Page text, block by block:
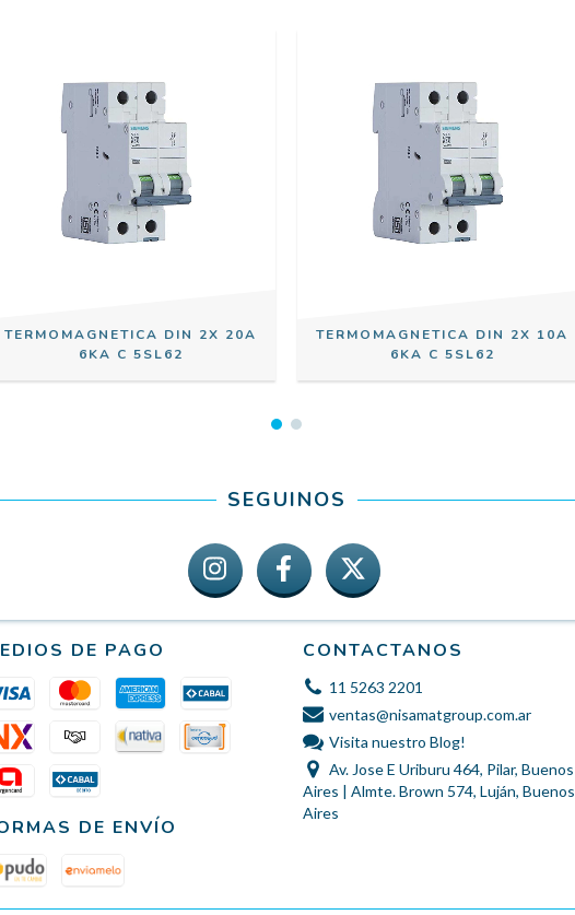
TERMOMAGNETICA DIN 2X 20A
6KA C 5SL62
TERMOMAGNETICA DIN 2X 10A
6KA C 5SL62
SEGUINOS
DE PAGO
DE ENVÍO
CONTACTANOS
11 5263 2201
ventas@nisamatgroup.com.ar
Visita nuestro Blog!
Av. Jose E Uriburu 464, Pilar, Buenos
Aires | Almte. Brown 574, Luján, Buenos
Aires